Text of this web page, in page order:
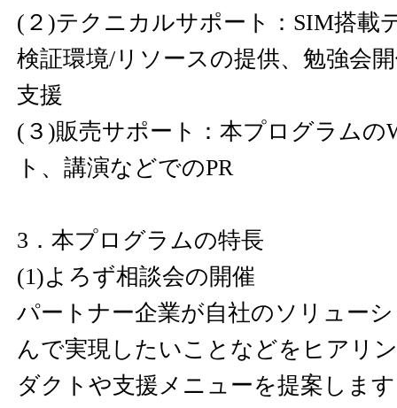
(２)テクニカルサポート：SIM搭載
検証環境/リソースの提供、勉強会
支援
(３)販売サポート：本プログラムの
ト、講演などでのPR
3．本プログラムの特長
(1)よろず相談会の開催
パートナー企業が自社のソリュー
んで実現したいことなどをヒアリ
ダクトや支援メニューを提案しま